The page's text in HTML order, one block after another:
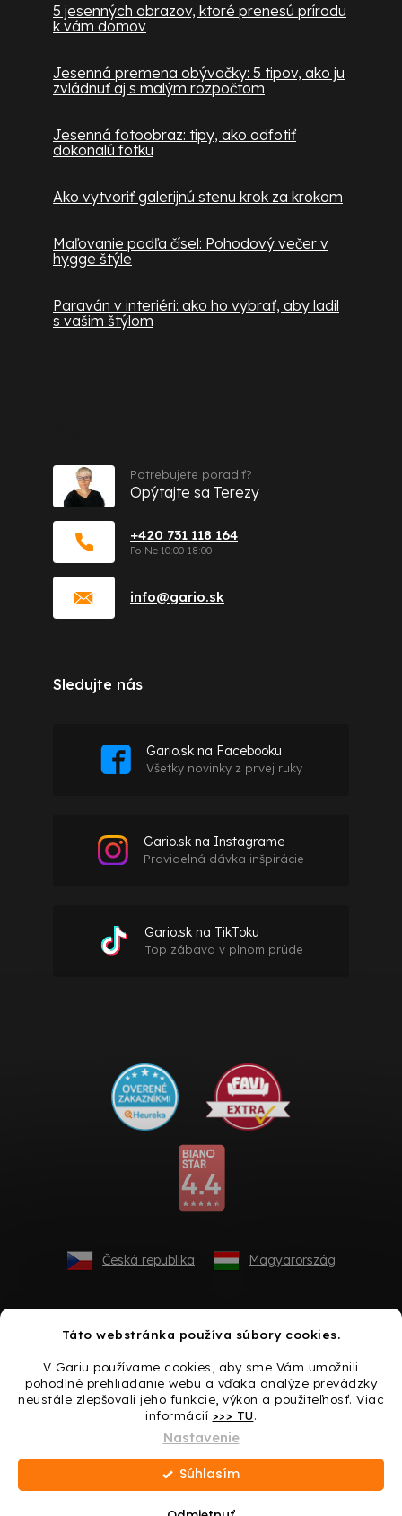
Táto webstránka používa súbory cookies.
V Gariu používame cookies, aby sme Vám umožnili
pohodlné prehliadanie webu a vďaka analýze prevádzky
neustále zlepšovali jeho funkcie, výkon a použiteľnosť. Viac
informácií >>> TU.
Nastavenie
Súhlasím
5 jesenných obrazov, ktoré prenesú prírodu
k vám domov
Jesenná premena obývačky: 5 tipov, ako ju
zvládnuť aj s malým rozpočtom
Jesenná fotoobraz: tipy, ako odfotiť
dokonalú fotku
Ako vytvoriť galerijnú stenu krok za krokom
Maľovanie podľa čísel: Pohodový večer v
hygge štýle
Paraván v interiéri: ako ho vybrať, aby ladil
s vašim štýlom
info@gario.sk
+420 731 118 164
Potrebujete poradiť?
Opýtajte sa Terezy
Sledujte nás
Gario.sk na Facebooku
Všetky novinky z prvej ruky
Gario.sk na Instagrame
Pravidelná dávka inšpirácie
Gario.sk na TikToku
Top zábava v plnom prúde
Česká republika Magyarország
Vytvoril Shoptet
Copyright 2026Gario.sk. Všetky práva vyhradené.Upraviť
nastavenie cookies